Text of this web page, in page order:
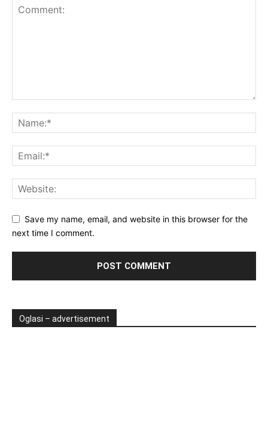
Save my name, email, and website in this browser for the
next time I comment.
Oglasi – advertisement